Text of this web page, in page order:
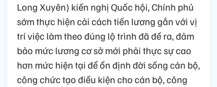
Long Xuyên) kiến nghị Quốc hội, Chính phủ
sớm thực hiện cải cách tiền lương gắn với vị
trí việc làm theo đúng lộ trình đã đề ra, đảm
bảo mức lương cơ sở mới phải thực sự cao
hơn mức hiện tại để ổn định đời sống cán bộ,
công chức tạo điều kiện cho cán bộ, công